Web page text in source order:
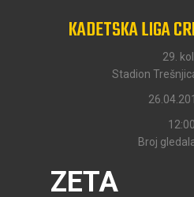
KADETSKA LIGA
29.
Stadion
12:00
Broj
ZETA